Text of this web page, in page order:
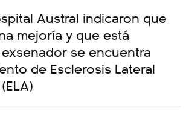
Austral indicaron que
mejoría y que está
se encuentra
de Esclerosis Lateral